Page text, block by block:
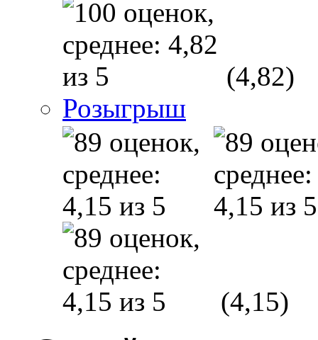
(4,82)
Розыгрыш
(4,15)